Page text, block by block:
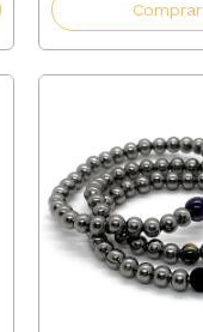
Comprar